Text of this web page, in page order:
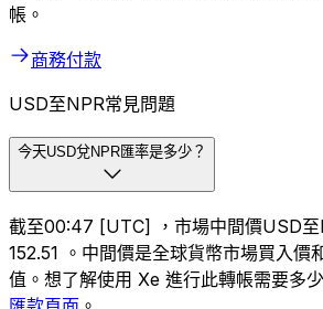
帳。
商務付款
USD至NPR常見問題
今天USD兌NPR匯率是多少？
截至00:47 [UTC] ，市場中間價USD
152.51 。中間價是全球貨幣市場買入價
值。想了解使用 Xe 進行此轉帳需要多